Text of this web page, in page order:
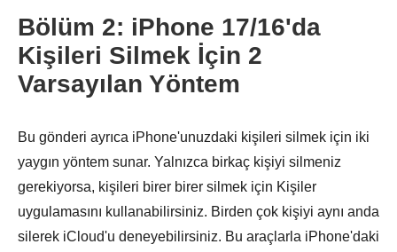
Aşama 3.
Bölüm 2: iPhone 17/16'da
Kişileri Silmek İçin 2
Varsayılan Yöntem
Bu gönderi ayrıca iPhone'unuzdaki kişileri silmek için iki
yaygın yöntem sunar. Yalnızca birkaç kişiyi silmeniz
gerekiyorsa, kişileri birer birer silmek için Kişiler
uygulamasını kullanabilirsiniz. Birden çok kişiyi aynı anda
silerek iCloud'u deneyebilirsiniz. Bu araçlarla iPhone'daki